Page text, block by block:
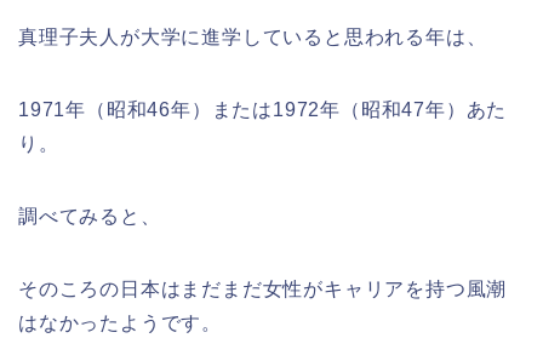
真理子夫人が大学に進学していると思われる年は、
1971年（昭和46年）または1972年（昭和47年）あた
り。
調べてみると、
そのころの日本はまだまだ女性がキャリアを持つ風潮
はなかったようです。